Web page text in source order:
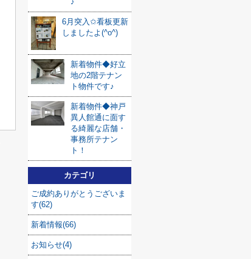
6月突入✩看板更新
しましたよ(^o^)
新着物件◆好立
地の2階テナン
ト物件です♪
新着物件◆神戸
異人館通に面す
る綺麗な店舗・
事務所テナン
ト！
カテゴリ
ご成約ありがとうございま
す(62)
新着情報(66)
お知らせ(4)